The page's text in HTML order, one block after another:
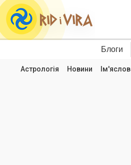
Блоги
Астрологія Новини Ім'яслов